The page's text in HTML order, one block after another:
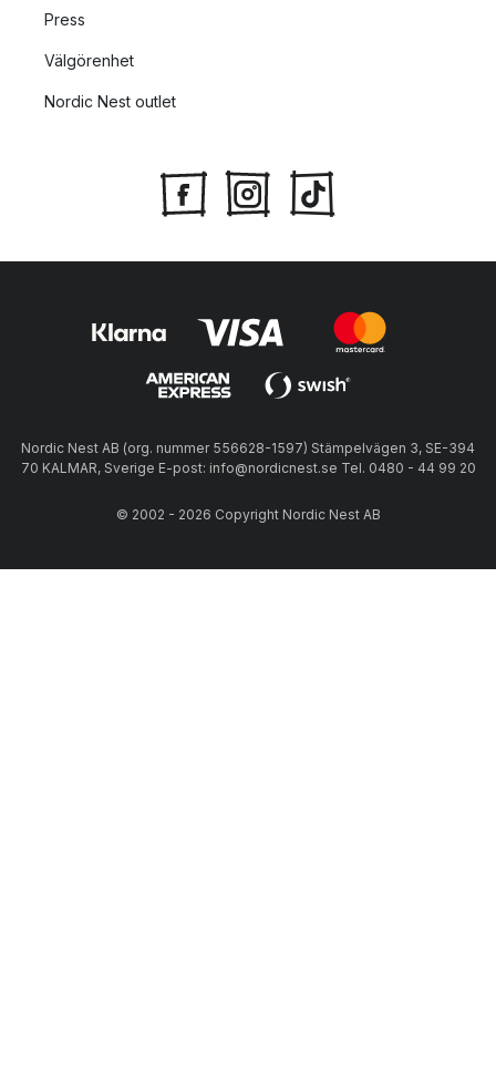
Press
Välgörenhet
Nordic Nest outlet
Nordic Nest AB (org. nummer 556628-1597) Stämpelvägen 3, SE-394
70 KALMAR, Sverige E-post: info@nordicnest.se Tel. 0480 - 44 99 20
© 2002 - 2026 Copyright Nordic Nest AB